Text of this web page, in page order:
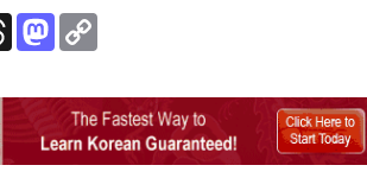
ThreadsMastodon